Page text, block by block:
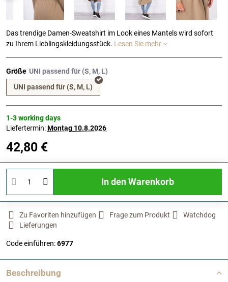
Das trendige Damen-Sweatshirt im Look eines Mantels wird sofort
zu Ihrem Lieblingskleidungsstück. Lesen Sie mehr
Größe
UNI passend für (S, M, L)
1-3 working days
Liefertermin:Montag 10.8.2026
42,80 €
In den Warenkorb
Zu Favoriten hinzufügen Frage zum Produkt
Watchdog
Lieferungen
Code einführen:6977
Beschreibung